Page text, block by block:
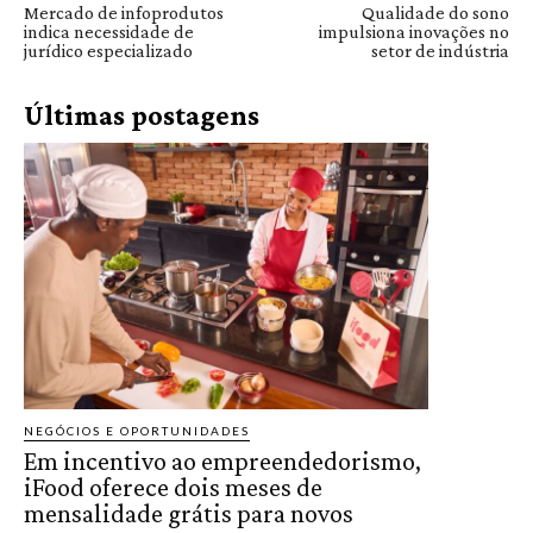
Mercado de infoprodutos
indica necessidade de
jurídico especializado
Qualidade do sono
impulsiona inovações no
setor de indústria
Últimas postagens
NEGÓCIOS E OPORTUNIDADES
Em incentivo ao empreendedorismo,
iFood oferece dois meses de
mensalidade grátis para novos